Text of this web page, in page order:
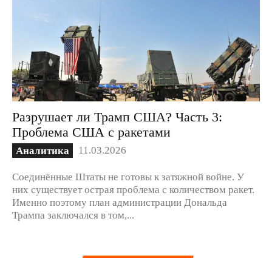
Разрушает ли Трамп США? Часть 3:
Проблема США с ракетами
Аналитика 11.03.2026
Соединённые Штаты не готовы к затяжной войне. У
них существует острая проблема с количеством ракет.
Именно поэтому план администрации Дональда
Трампа заключался в том,...